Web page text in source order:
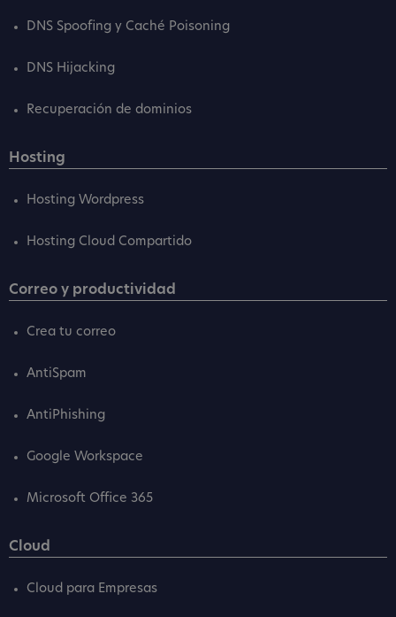
DNS Spoofing y Caché Poisoning
DNS Hijacking
Recuperación de dominios
Hosting
Hosting Wordpress
Hosting Cloud Compartido
Correo y productividad
Crea tu correo
AntiSpam
AntiPhishing
Google Workspace
Microsoft Office 365
Cloud
Cloud para Empresas